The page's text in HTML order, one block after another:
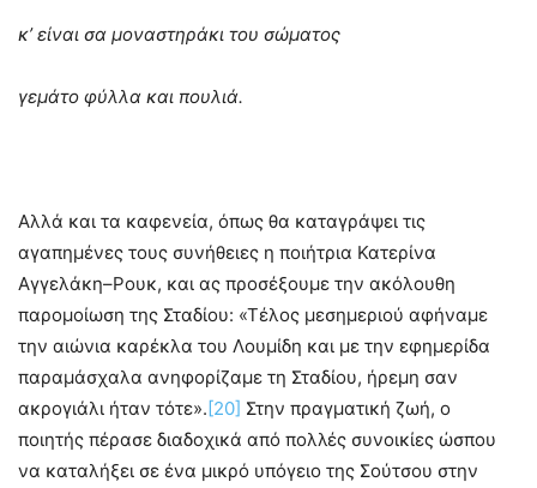
κ’ είναι σα μοναστηράκι του σώματος
γεμάτο φύλλα και πουλιά.
Αλλά και τα καφενεία, όπως θα καταγράψει τις
αγαπημένες τους συνήθειες η ποιήτρια Κατερίνα
Αγγελάκη–Ρουκ, και ας προσέξουμε την ακόλουθη
παρομοίωση της Σταδίου: «Τέλος μεσημεριού αφήναμε
την αιώνια καρέκλα του Λουμίδη και με την εφημερίδα
παραμάσχαλα ανηφορίζαμε τη Σταδίου, ήρεμη σαν
ακρογιάλι ήταν τότε». [20] Στην πραγματική ζωή, ο
ποιητής πέρασε διαδοχικά από πολλές συνοικίες ώσπου
να καταλήξει σε ένα μικρό υπόγειο της Σούτσου στην